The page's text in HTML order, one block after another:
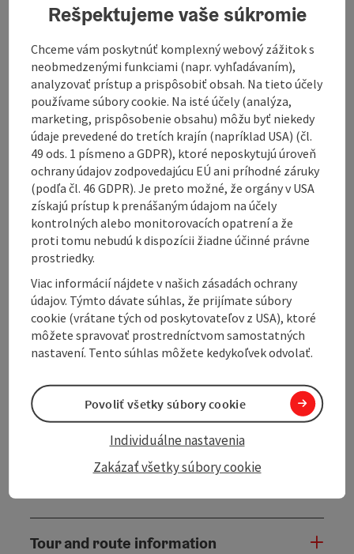
theGPS filefrom this website and use it
conveniently on your navigation device or
smartphone.
Demanding circular tour from Ulrichsberg through
the Mühlviertel and the Bavarian Forest with
picturesque villages, varied climbs and magnificent
views.
This long circular tour starts in Ulrichsberg and leads
through the hilly Mühlviertel and the Bavarian Forest.
Via Salnau, Klaffer am Hochficht and Schwarzenberg,
the route climbs steadily uphill to the border with
Bavaria. The route continues through Klafferstraß,
Neureichenau and Altreichenau, past Frauenberg and
up to the Dreisesselberg. The route then leads
downhill via Haidmühle, Bischofsreut and Philippsreut
through picturesque forest landscapes. You reach
Jandelsbrunn via Annathal, Heldengut, Sonndorf,
Hinterschmiding and Grainet. The final stage leads
back ...
Display complete description
Tour and route information
Rešpektujeme vaše súkromie
Chceme vám poskytnúť komplexný webový zážitok s
neobmedzenými funkciami (napr. vyhľadávaním),
analyzovať prístup a prispôsobiť obsah. Na tieto účely
používame súbory cookie. Na isté účely (analýza,
marketing, prispôsobenie obsahu) môžu byť niekedy
údaje prevedené do tretích krajín (napríklad USA) (čl.
49 ods. 1 písmeno a GDPR), ktoré neposkytujú úroveň
ochrany údajov zodpovedajúcu EÚ ani príhodné záruky
(podľa čl. 46 GDPR). Je preto možné, že orgány v USA
získajú prístup k prenášaným údajom na účely
kontrolných alebo monitorovacích opatrení a že
proti tomu nebudú k dispozícii žiadne účinné právne
prostriedky.
Viac informácií nájdete v našich zásadách ochrany
údajov. Týmto dávate súhlas, že prijímate súbory
cookie (vrátane tých od poskytovateľov z USA), ktoré
môžete spravovať prostredníctvom samostatných
nastavení. Tento súhlas môžete kedykoľvek odvolať.
Zakázať všetky súbory cookie
Individuálne nastavenia
Povoliť všetky súbory cookie